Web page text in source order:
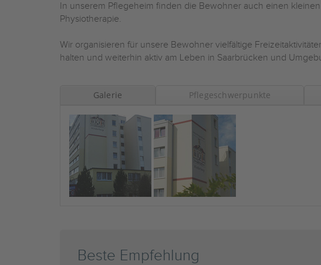
In unserem Pflegeheim finden die Bewohner auch einen
Physiotherapie.
Wir organisieren für unsere Bewohner vielfältige
halten und weiterhin aktiv am Leben in Saarbrücken und
Galerie Pflegeschwerpunkte
Beste Empfehlung